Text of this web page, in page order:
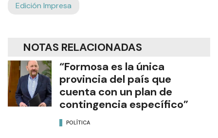
Edición Impresa
NOTAS RELACIONADAS
“Formosa es la única
provincia del país que
cuenta con un plan de
contingencia específico”
POLÍTICA